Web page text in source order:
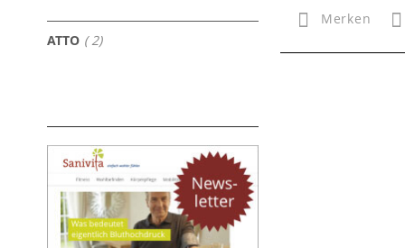
Merken
ATTO 2Artikel